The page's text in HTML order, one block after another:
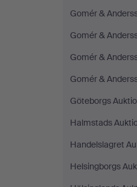
Gomér &
Gomér &
Gomér &
Gomér &
Göteborgs
Halmstads
Handelslagret
Helsingborgs